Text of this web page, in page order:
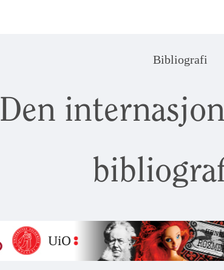
Bibliografi
Den